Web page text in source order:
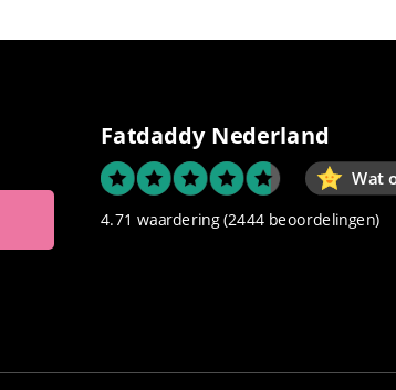
Fatdaddy Nederland
Wat
4.71 waardering (2444 beoordelingen)